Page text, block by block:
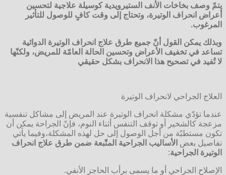
يتمّ وصف بخاخات الأنف الستيرويدية كوسيلة علاجية لتحسين
أعراض انحراف الوتيرة، وتحتاج إلى وقت كافٍ للوصول للتأثير
المرغوب.
وبذلك يمكن القول أنّ جميع طرق علاج انحراف الوتيرة الدوائية
تساعد في تخفيف الأعراض وتحسين الحالة العامّة للمريض، ولكنّها
لا تُفيد في تصحيح هذا الانحراف بشكل حقيقي
العلاج الجراحي لانحراف الوتيرة
عندما تؤدّي مشكلة انحراف الوتيرة عند المريض إلى مشاكل تنفسية
مزعجة كالشخير أو توقف التنفس أثناء النوم، فإنّ الجراحة يمكن أن
تكون مستطبّة من أجل الوصول إلى حل لهذه المشكلة،وفيما يأتي
تفاصيل بعض الأساليب الجراحية المتّبعة ضمن طرق علاج انحراف
الوتيرة الجراحية:
الإصلاح الجراحي أو ما يسمى برأب الحاجز الأنفي.